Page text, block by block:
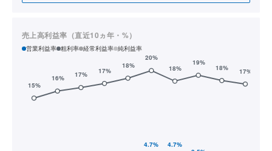
売上高利益率（直近10ヵ年・%）
営業利益率 粗利率 経常利益率 純利益率